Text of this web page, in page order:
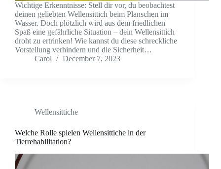
Wichtige Erkenntnisse: Stell dir vor, du beobachtest
deinen geliebten Wellensittich beim Planschen im
Wasser. Doch plötzlich wird aus dem friedlichen
Spaß eine gefährliche Situation – dein Wellensittich
droht zu ertrinken! Wie kannst du diese schreckliche
Vorstellung verhindern und die Sicherheit…
Carol
December 7, 2023
Wellensittiche
Welche Rolle spielen Wellensittiche in der
Tierrehabilitation?